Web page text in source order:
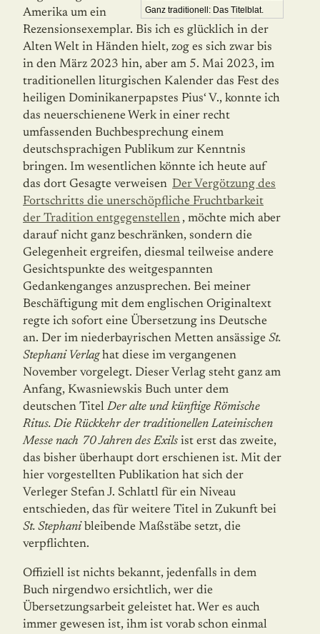
Ganz traditionell: Das Titelblat.
Amerika um ein
Rezensionsexemplar. Bis ich es glücklich in der
Alten Welt in Händen hielt, zog es sich zwar bis
in den März 2023 hin, aber am 5. Mai 2023, im
traditionellen liturgischen Kalender das Fest des
heiligen Dominikaner­papstes Pius‘ V., konnte ich
das neuerschienene Werk in einer recht
umfassenden Buchbesprechung einem
deutschsprachigen Publikum zur Kenntnis
bringen. Im wesentlichen könnte ich heute auf
das dort Gesagte verweisen Der Vergötzung des
Fortschritts die uner­schöpfliche Fruchtbarkeit
der Tradition entgegenstellen , möchte mich aber
darauf nicht ganz beschränken, sondern die
Gelegenheit ergreifen, diesmal teilweise andere
Gesichtspunkte des weitgespannten
Gedankenganges anzusprechen. Bei meiner
Beschäftigung mit dem englischen Originaltext
regte ich sofort eine Übersetzung ins Deutsche
an. Der im niederbayrischen Metten ansässige St.
Stephani Verlaghat diese im vergangenen
November vorgelegt. Dieser Verlag steht ganz am
Anfang, Kwasniewskis Buch unter dem
deutschen Titel Der alte und künftige Römische
Ritus. Die Rückkehr der traditionellen Lateinischen
Messe nach 70 Jahren des Exils ist erst das zweite,
das bisher überhaupt dort erschienen ist. Mit der
hier vorgestellten Publikation hat sich der
Verleger Stefan J. Schlattl für ein Niveau
entschieden, das für weitere Titel in Zukunft bei
St. Stephani bleibende Maßstäbe setzt, die
verpflichten.
Offiziell ist nichts bekannt, jedenfalls in dem
Buch nirgendwo ersichtlich, wer die
Übersetzungsarbeit geleistet hat. Wer es auch
immer gewesen ist, ihm ist vorab schon einmal